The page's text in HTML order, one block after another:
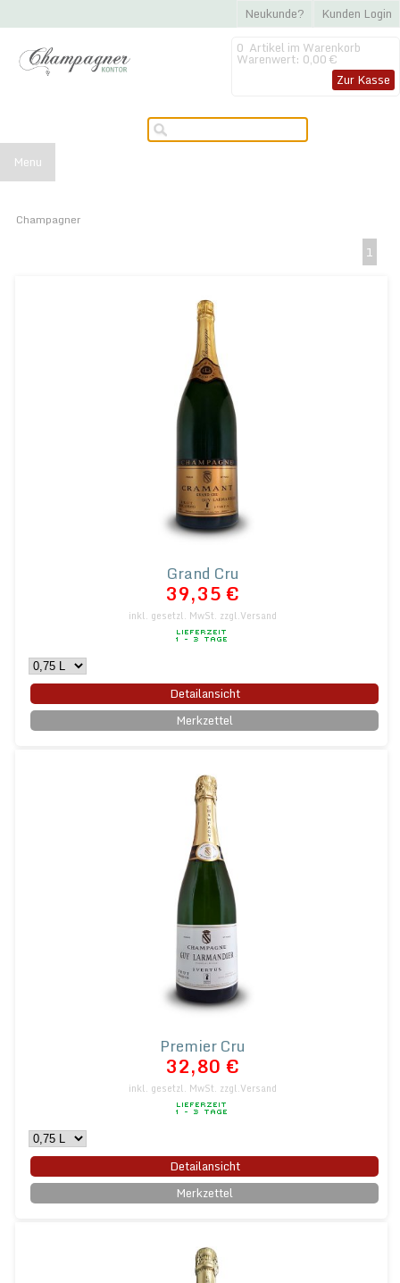
Kunden Login
Neukunde?
0 Artikel im Warenkorb
Warenwert: 0,00 €
Zur Kasse
Menu
Champagner
1
Grand Cru
39,35 €
inkl. gesetzl. MwSt. zzgl.Versand
Detailansicht
Merkzettel
Premier Cru
32,80 €
inkl. gesetzl. MwSt. zzgl.Versand
Detailansicht
Merkzettel